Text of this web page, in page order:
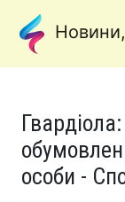
особи -